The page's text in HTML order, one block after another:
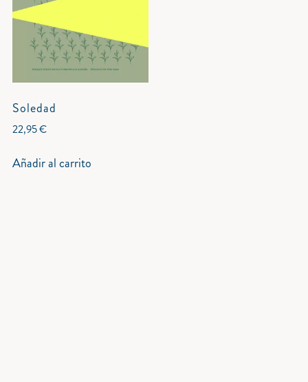
Soledad
22,95€
Añadir al carrito